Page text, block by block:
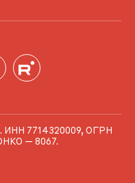
ИНН 7714320009, ОГРН
— 8067.